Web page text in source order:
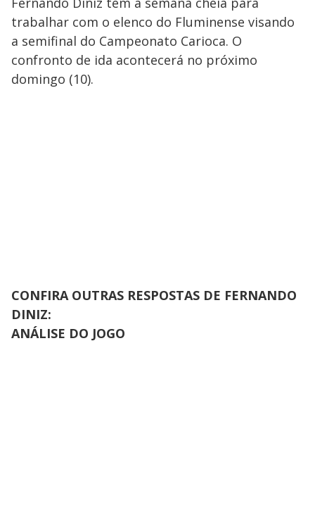
trabalhar com o elenco do Fluminense visando
a semifinal do Campeonato Carioca. O
confronto de ida acontecerá no próximo
domingo (10).
CONFIRA OUTRAS RESPOSTAS DE FERNANDO
DINIZ:
ANÁLISE DO JOGO